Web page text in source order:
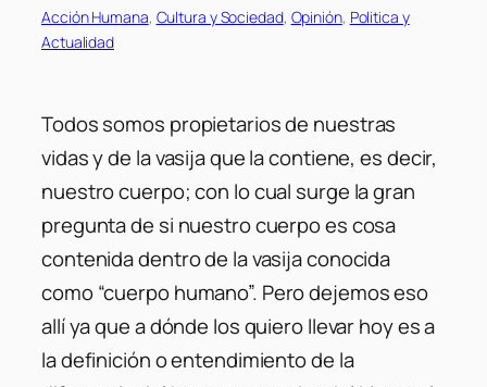
Acción Humana, Cultura y Sociedad, Opinión, Politica y
Actualidad
Todos somos propietarios de nuestras
vidas y de la vasija que la contiene, es decir,
nuestro cuerpo; con lo cual surge la gran
pregunta de si nuestro cuerpo es cosa
contenida dentro de la vasija conocida
como “cuerpo humano”. Pero dejemos eso
allí ya que a dónde los quiero llevar hoy es a
la definición o entendimiento de la